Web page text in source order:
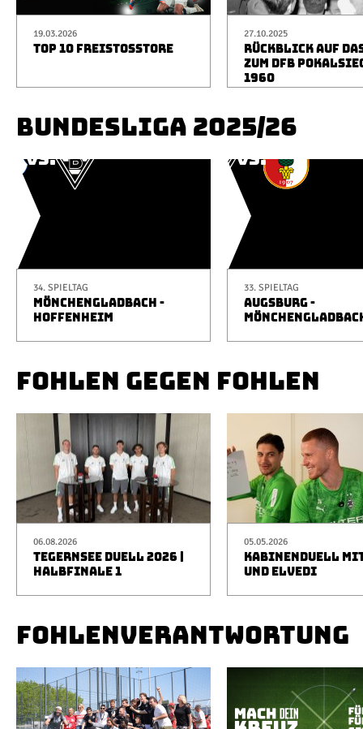
19.03.2026
TOP 10 FREISTOSSTORE
27.10.2025
RÜCKBLICK AUF
ZUM DFB
1960
BUNDESLIGA 2025/26
34. SPIELTAG
MÖNCHENGLADBACH -
HOFFENHEIM
33. SPIELTAG
AUGSBURG -
FOHLEN GEGEN FOHLEN
06.08.2026
TEGERNSEE DUELL 2026 |
HALBFINALE 1
05.05.2026
KABINENDUELL
UND ELVEDI
FOHLENVERANTWORTUNG